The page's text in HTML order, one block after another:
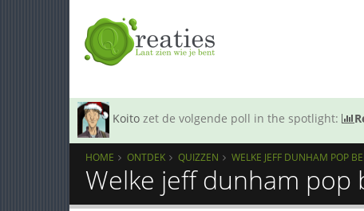
Koito zet de volgende poll in the spotlight:
HOME ONTDEK QUIZZEN WELKE JEFF DUNHAM POP
Welke jeff dunham pop